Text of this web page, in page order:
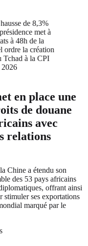
de 8,3%
met à
à 48h de la
la création
à la CPI
en place une
de douane
avec
relations
Chine a étendu son
des 53 pays africains
offrant ainsi
ses exportations
marqué par le